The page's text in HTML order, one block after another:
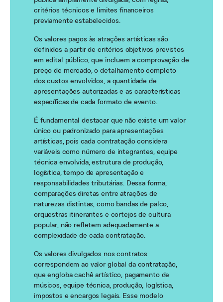
critérios técnicos e limites financeiros
previamente estabelecidos.
Os valores pagos às atrações artísticas são
definidos a partir de critérios objetivos previstos
em edital público, que incluem a comprovação de
preço de mercado, o detalhamento completo
dos custos envolvidos, a quantidade de
apresentações autorizadas e as características
específicas de cada formato de evento.
É fundamental destacar que não existe um valor
único ou padronizado para apresentações
artísticas, pois cada contratação considera
variáveis como número de integrantes, equipe
técnica envolvida, estrutura de produção,
logística, tempo de apresentação e
responsabilidades tributárias. Dessa forma,
comparações diretas entre atrações de
naturezas distintas, como bandas de palco,
orquestras itinerantes e cortejos de cultura
popular, não refletem adequadamente a
complexidade de cada contratação.
Os valores divulgados nos contratos
correspondem ao valor global da contratação,
que engloba cachê artístico, pagamento de
músicos, equipe técnica, produção, logística,
impostos e encargos legais. Esse modelo